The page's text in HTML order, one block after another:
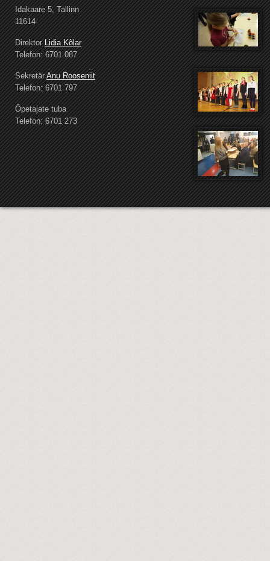
Idakaare 5, Tallinn
11614
DirektorLidia Kõlar
Telefon: 6701 087
SekretärAnu Rooseniit
Telefon: 6701 797
Õpetajate tuba
Telefon: 6701 273